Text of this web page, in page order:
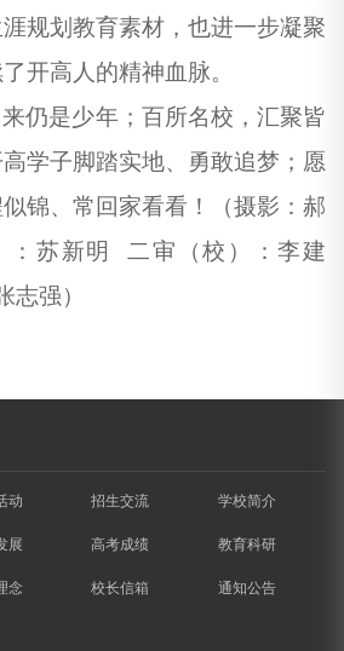
规划 教育素材，也进一步凝聚
开高人的精神血脉。
仍是少年；百所名校，汇聚皆
学子脚踏实地、勇敢追梦；愿
锦、常回家看看！（摄影： 郝
苏新明 二审（校）：李建
志强）
动 招生交流 学校简介
展 高考成绩 教育科研
念 校长信箱 通知公告